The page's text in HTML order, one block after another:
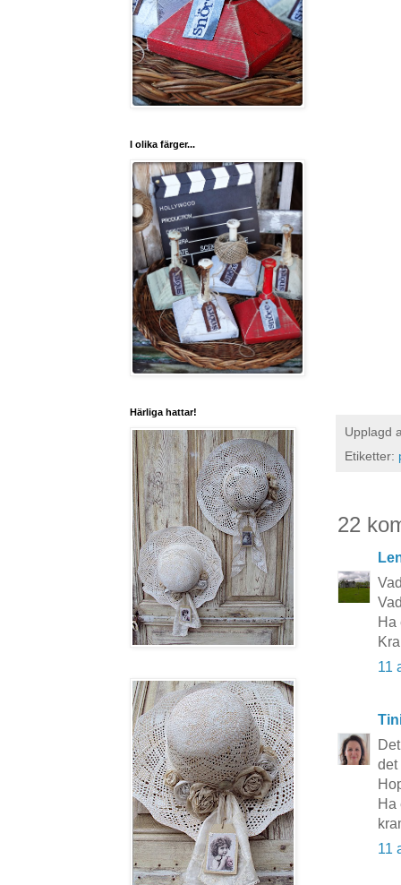
Upplagd
Etiketter:
22
Ha
11
det
Ha
11
I olika färger...
Härliga hattar!